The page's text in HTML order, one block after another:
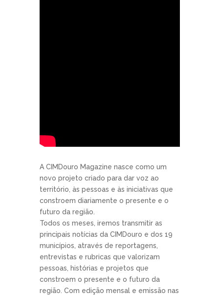
A CIMDouro Magazine nasce como um
novo projeto criado para dar voz ao
território, às pessoas e às iniciativas que
constroem diariamente o presente e o
futuro da região.
Todos os meses, iremos transmitir as
principais notícias da CIMDouro e dos 19
municípios, através de reportagens,
entrevistas e rubricas que valorizam
pessoas, histórias e projetos que
constroem o presente e o futuro da
região. Com edição mensal e emissão nas